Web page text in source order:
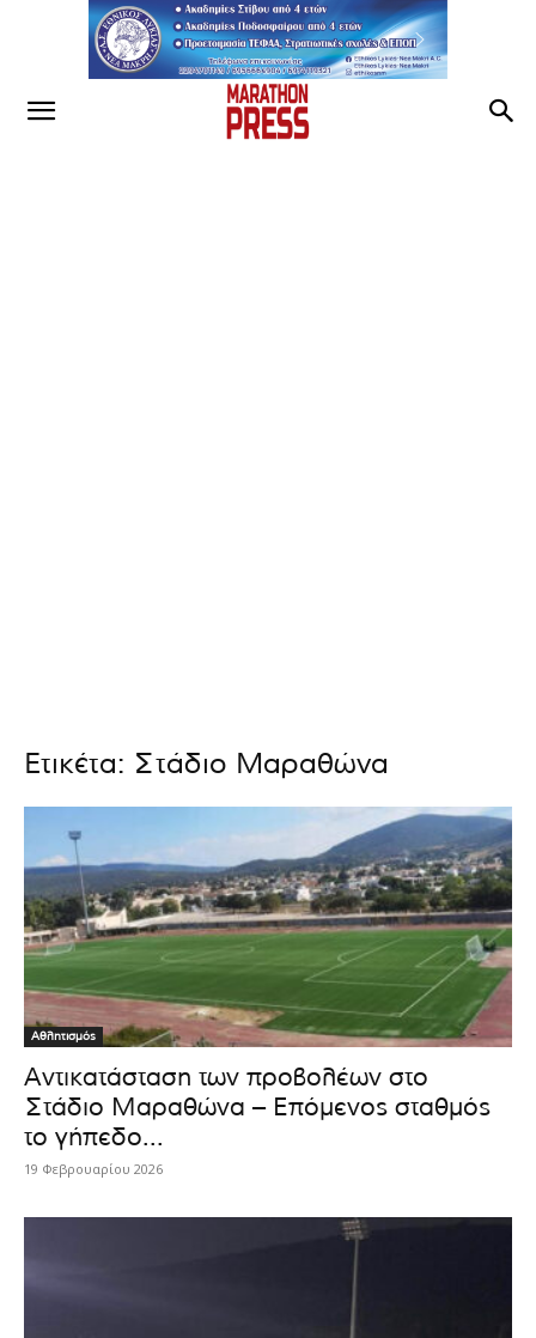
Ετικέτα: Στάδιο Μαραθώνα
Αθλητισμός
Αντικατάσταση των προβολέων στο
Στάδιο Μαραθώνα – Επόμενος σταθμός
το γήπεδο...
19 Φεβρουαρίου 2026